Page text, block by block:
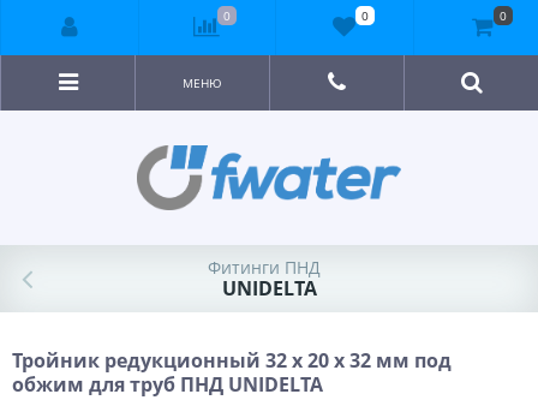
МЕНЮ
Фитинги ПНД
UNIDELTA
Тройник редукционный 32 х 20 х 32 мм под
обжим для труб ПНД UNIDELTA
0 0 0